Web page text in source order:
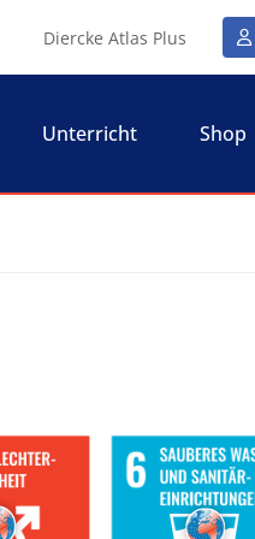
Diercke Atlas Plus
Unterricht Shop